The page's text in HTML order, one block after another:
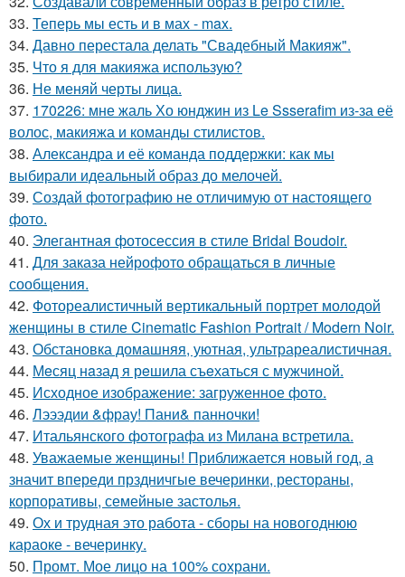
33. Теперь мы есть и в мах - max.
34. Давно перестала делать "Свадебный Макияж".
35. Что я для макияжа использую?
36. Не меняй черты лица.
37. 170226: мне жаль Хо юнджин из Le Ssserafim из-за её
волос, макияжа и команды стилистов.
38. Александра и её команда поддержки: как мы
выбирали идеальный образ до мелочей.
39. Создай фотографию не отличимую от настоящего
фото.
40. Элегантная фотосессия в стиле Bridal Boudoir.
41. Для заказа нейрофото обращаться в личные
сообщения.
42. Фотореалистичный вертикальный портрет молодой
женщины в стиле Cinematic Fashion Portrait / Modern Noir.
43. Обстановка домашняя, уютная, ультрареалистичная.
44. Мeсяц нaзад я рeшила съeхаться с мужчиной.
45. Исходное изображение: загруженное фото.
46. Лэээдии &фрау! Пани& панночки!
47. Итальянского фотографа из Милана встретила.
48. Уважаемые женщины! Приближается новый год, а
значит впереди прздничгые вечеринки, рестораны,
корпоративы, семейные застолья.
49. Ох и трудная это работа - сборы на новогоднюю
караоке - вечеринку.
50. Промт. Мое лицо на 100% сохрани.